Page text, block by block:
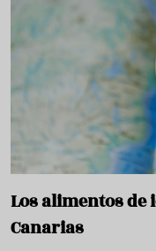
Los alimentos de
Canarias